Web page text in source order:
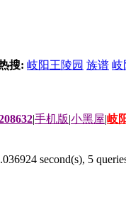
搜: 岐阳王陵园 族谱 岐
|手机版|小黑屋|岐
second(s), 5